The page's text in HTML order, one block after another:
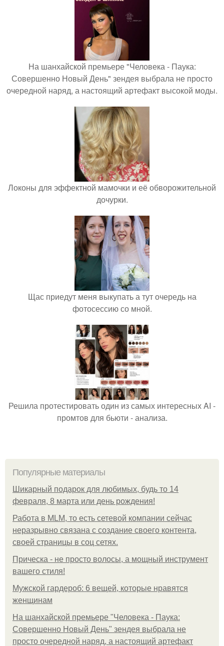
На шанхайской премьере "Человека - Паука:
Совершенно Новый День" зендея выбрала не просто
очередной наряд, а настоящий артефакт высокой моды.
Локоны для эффектной мамочки и её обворожительной
дочурки.
Щас приедут меня выкупать а тут очередь на
фотосессию со мной.
Решила протестировать один из самых интересных AI -
промтов для бьюти - анализа.
Популярные материалы
Шикарный подарок для любимых, будь то 14
февраля, 8 марта или день рождения!
Работа в MLM, то есть сетевой компании сейчас
неразрывно связана с создание своего контента,
своей страницы в соц сетях.
Прическа - не просто волосы, а мощный инструмент
вашего стиля!
Мужской гардероб: 6 вещей, которые нравятся
женщинам
На шанхайской премьере "Человека - Паука:
Совершенно Новый День" зендея выбрала не
просто очередной наряд, а настоящий артефакт